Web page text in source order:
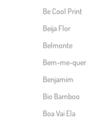
Be Cool Print
Beija Flor
Belmonte
Bem-me-quer
Benjamim
Bio Bamboo
Boa Vai Ela